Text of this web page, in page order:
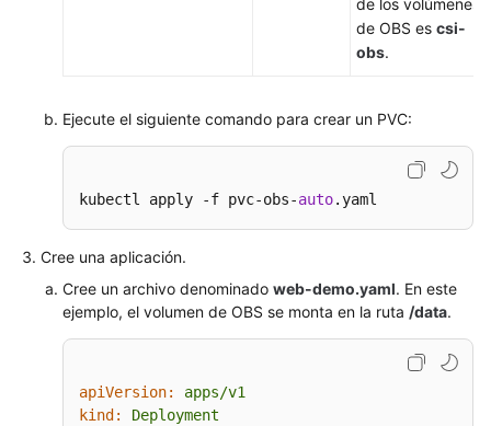
de los volúmenes
de OBS es csi-
obs.
Ejecute el siguiente comando para crear un PVC:
kubectl apply -f pvc-obs-auto.yaml
Cree una aplicación.
Cree un archivo denominado web-demo.yaml. En este
ejemplo, el volumen de OBS se monta en la ruta /data.
apiVersion:
apps/v1
kind:
Deployment